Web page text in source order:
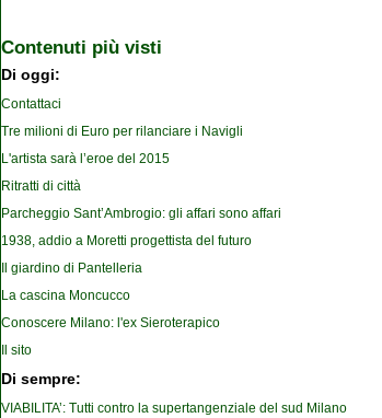
Contenuti più visti
Di oggi:
Contattaci
Tre milioni di Euro per rilanciare i Navigli
L'artista sarà l’eroe del 2015
Ritratti di città
Parcheggio Sant’Ambrogio: gli affari sono affari
1938, addio a Moretti progettista del futuro
Il giardino di Pantelleria
La cascina Moncucco
Conoscere Milano: l'ex Sieroterapico
Il sito
Di sempre:
VIABILITA’: Tutti contro la supertangenziale del sud Milano